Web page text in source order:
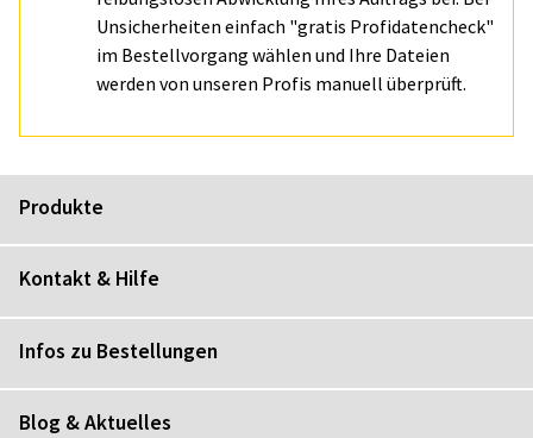
Unsicherheiten einfach "gratis Profidatencheck"
im Bestellvorgang wählen und Ihre Dateien
werden von unseren Profis manuell überprüft.
Produkte
Kontakt & Hilfe
Infos zu Bestellungen
Blog & Aktuelles